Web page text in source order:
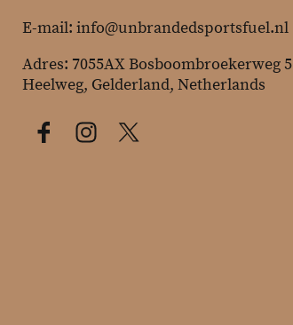
E-mail: info@unbrandedsportsfuel.nl
Adres: 7055AX Bosboombroekerweg 5
Heelweg, Gelderland, Netherlands